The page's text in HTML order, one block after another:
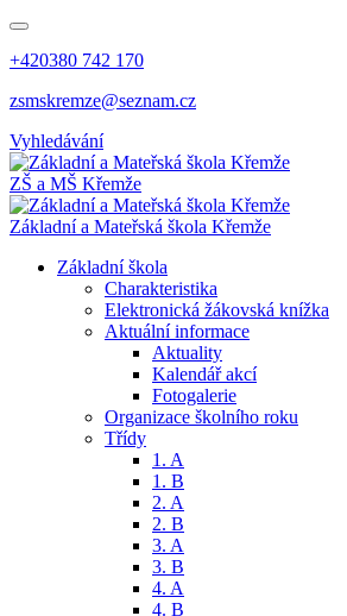
+420380 742 170
zsmskremze@seznam.cz
Vyhledávání
ZŠ a MŠ Křemže
Základní a Mateřská škola Křemže
Základní škola
Charakteristika
Elektronická žákovská knížka
Aktuální informace
Aktuality
Kalendář akcí
Fotogalerie
Organizace školního roku
Třídy
1. A
1. B
2. A
2. B
3. A
3. B
4. A
4. B